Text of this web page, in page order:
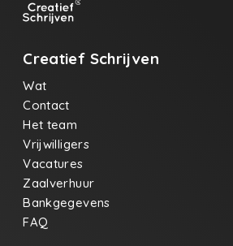
Creatief Schrijven
Wat
Contact
Het team
Vrijwilligers
Vacatures
Zaalverhuur
Bankgegevens
FAQ